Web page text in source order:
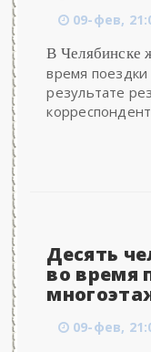
09-фев,
В Челябинске
время поездки
результате
корреспондент
Десять
во время
09-фев,